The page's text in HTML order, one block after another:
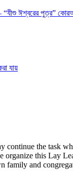
ঈশ্বরের পুত্র”
যায়
the task
this Lay
and